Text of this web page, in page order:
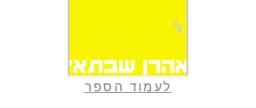
לעמוד הספר